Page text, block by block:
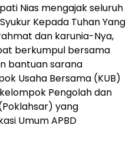
Nias mengajak seluruh
Kepada Tuhan Yang
dan karunia-Nya,
berkumpul bersama
bantuan sarana
Usaha Bersama (KUB)
Pengolah dan
yang
Umum APBD